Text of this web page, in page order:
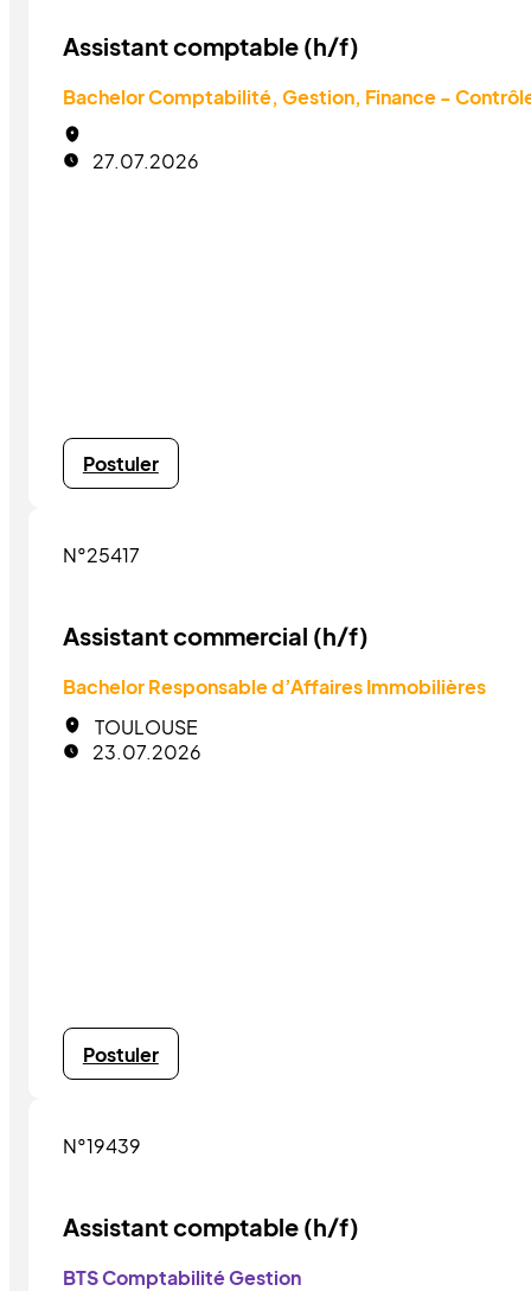
Assistant comptable (h/f)
Bachelor Comptabilité, Gestion, Finance -
27.07.2026
Postuler
N°25417
Assistant commercial (h/f)
Bachelor Responsable d’Affaires Immobilières
TOULOUSE
23.07.2026
Postuler
N°19439
Assistant comptable (h/f)
BTS Comptabilité Gestion